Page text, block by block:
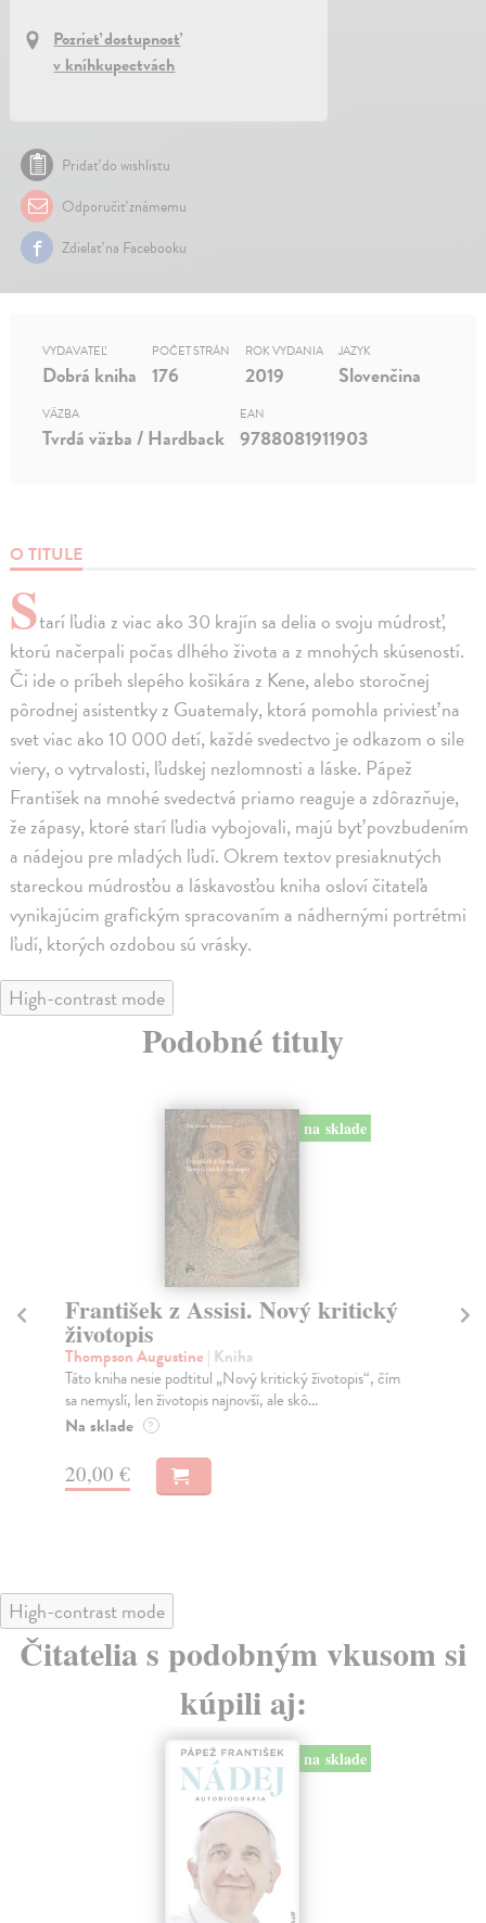
Pozrieť dostupnosť
v kníhkupectvách
Pridať do wishlistu
Odporučiť známemu
Zdielať na Facebooku
O TITULE
Starí ľudia z viac ako 30 krajín sa delia o svoju múdrosť,
ktorú načerpali počas dlhého života a z mnohých skúseností.
Či ide o príbeh slepého košikára z Kene, alebo storočnej
pôrodnej asistentky z Guatemaly, ktorá pomohla priviesť na
svet viac ako 10 000 detí, každé svedectvo je odkazom o sile
viery, o vytrvalosti, ľudskej nezlomnosti a láske. Pápež
František na mnohé svedectvá priamo reaguje a zdôrazňuje,
že zápasy, ktoré starí ľudia vybojovali, majú byť povzbudením
a nádejou pre mladých ľudí. Okrem textov presiaknutých
stareckou múdrosťou a láskavosťou kniha osloví čitateľa
vynikajúcim grafickým spracovaním a nádhernými portrétmi
ľudí, ktorých ozdobou sú vrásky.
VYDAVATEĽ
Dobrá kniha
POČET STRÁN
176
ROK VYDANIA
2019
JAZYK
Slovenčina
VÄZBA
Tvrdá väzba / Hardback
EAN
9788081911903
High-contrast mode
Podobné tituly
na sklade
František z Assisi. Nový kritický
životopis
Thompson Augustine | Kniha
Táto kniha nesie podtitul „Nový kritický životopis“, čím
sa nemyslí, len životopis najnovší, ale skô...
Na sklade ?
20,00 €
High-contrast mode
Čitatelia s podobným vkusom si
kúpili aj: